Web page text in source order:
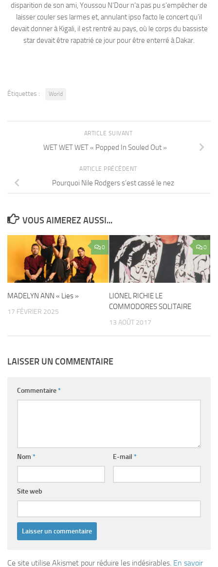
disparition de son ami, Youssou N’Dour n’a pas pu s’empêcher de
laisser couler ses larmes et, annulant ipso facto le concert qu’il
devait donner à Kigali, il est rentré au pays, où le corps du bassiste
star devait être rapatrié ce jour pour être enterré à Dakar.
Étiquettes : World
ARTICLE SUIVANT
WET WET WET « Popped In Souled Out »
ARTICLE PRÉCÉDENT
Pourquoi Nile Rodgers s’est cassé le nez
VOUS AIMEREZ AUSSI...
0
MADELYN ANN « Lies »
17 FÉVRIER 2025
0
LIONEL RICHIE LE
COMMODORES SOLITAIRE
13 AOÛT 2017
LAISSER UN COMMENTAIRE
Commentaire*
Nom * E-mail *
Site web
Ce site utilise Akismet pour réduire les indésirables. En savoir